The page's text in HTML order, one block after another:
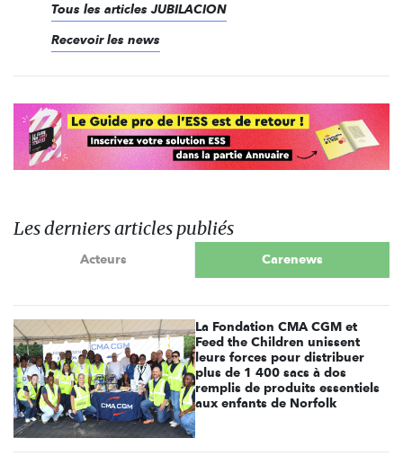
Tous les articles JUBILACION
Recevoir les news
Les derniers articles publiés
Acteurs Carenews
La Fondation CMA CGM et
Feed the Children unissent
leurs forces pour distribuer
plus de 1 400 sacs à dos
remplis de produits essentiels
aux enfants de Norfolk